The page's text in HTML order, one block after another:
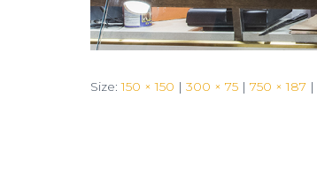
Size:150 × 150 | 300 × 75 | 750 × 187 |